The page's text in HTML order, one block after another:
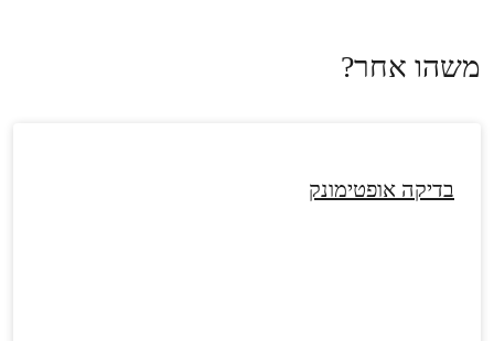
משהו אחר?
בדיקה אופטימונק